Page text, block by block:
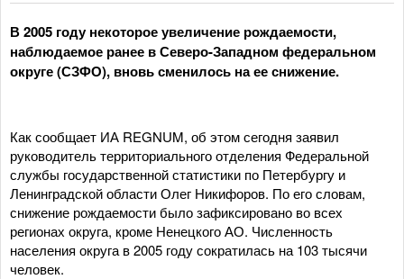
В 2005 году некоторое увеличение рождаемости,
наблюдаемое ранее в Северо-Западном федеральном
округе (СЗФО), вновь сменилось на ее снижение.
Как сообщает ИА REGNUM, об этом сегодня заявил
руководитель территориального отделения Федеральной
службы государственной статистики по Петербургу и
Ленинградской области Олег Никифоров. По его словам,
снижение рождаемости было зафиксировано во всех
регионах округа, кроме Ненецкого АО. Численность
населения округа в 2005 году сократилась на 103 тысячи
человек.